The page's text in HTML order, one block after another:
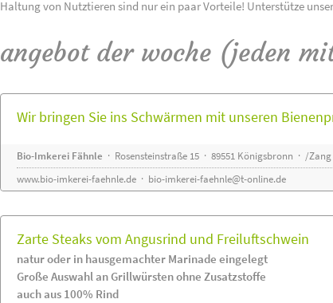
Haltung von Nutztieren sind nur ein paar Vorteile! Unterstütze
angebot der woche (jeden
Wir bringen Sie ins Schwärmen mit unseren
Bio-Imkerei Fähnle · Rosensteinstraße 15 · 89551 Königsbronn · /Zang
www.bio-imkerei-faehnle.de· bio-imkerei-faehnle@t-online.de
Zarte Steaks vom Angusrind und Freiluftschwein
natur oder in hausgemachter Marinade eingelegt
Große Auswahl an Grillwürsten ohne Zusatzstoffe
auch aus 100% Rind